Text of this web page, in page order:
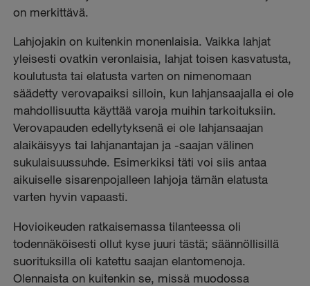
on merkittävä.
Lahjojakin on kuitenkin monenlaisia. Vaikka lahjat
yleisesti ovatkin veronlaisia, lahjat toisen kasvatusta,
koulutusta tai elatusta varten on nimenomaan
säädetty verovapaiksi silloin, kun lahjansaajalla ei ole
mahdollisuutta käyttää varoja muihin tarkoituksiin.
Verovapauden edellytyksenä ei ole lahjansaajan
alaikäisyys tai lahjanantajan ja -saajan välinen
sukulaisuussuhde. Esimerkiksi täti voi siis antaa
aikuiselle sisarenpojalleen lahjoja tämän elatusta
varten hyvin vapaasti.
Hovioikeuden ratkaisemassa tilanteessa oli
todennäköisesti ollut kyse juuri tästä; säännöllisillä
suorituksilla oli katettu saajan elantomenoja.
Olennaista on kuitenkin se, missä muodossa